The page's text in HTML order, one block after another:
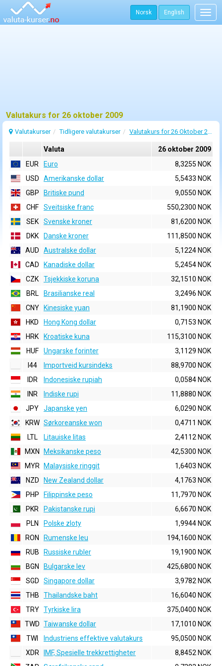
Norsk English
Valutakurs for 26 oktober 2009
Valutakurser Tidligere valutakurser Valutakurs for 26 Oktober 2009
Valuta
26 oktober 2009
EUR
Euro
8,3255 NOK
USD
Amerikanske dollar
5,5433 NOK
GBP
Britiske pund
9,0550 NOK
CHF
Sveitsiske franc
550,2300 NOK
SEK
Svenske kroner
81,6200 NOK
DKK
Danske kroner
111,8500 NOK
AUD
Australske dollar
5,1224 NOK
CAD
Kanadiske dollar
5,2454 NOK
CZK
Tsjekkiske koruna
32,1510 NOK
BRL
Brasilianske real
3,2496 NOK
CNY
Kinesiske yuan
81,1900 NOK
HKD
Hong Kong dollar
0,7153 NOK
HRK
Kroatiske kuna
115,3100 NOK
HUF
Ungarske forinter
3,1129 NOK
I44
Importveid kursindeks
88,9700 NOK
IDR
Indonesiske rupiah
0,0584 NOK
INR
Indiske rupi
11,8880 NOK
JPY
Japanske yen
6,0290 NOK
KRW Sørkoreanske won
0,4711 NOK
LTL
Litauiske litas
2,4112 NOK
MXN
Meksikanske peso
42,5300 NOK
MYR
Malaysiske ringgit
1,6403 NOK
NZD
New Zealand dollar
4,1763 NOK
PHP
Filippinske peso
11,7970 NOK
PKR
Pakistanske rupi
6,6670 NOK
PLN
Polske zloty
1,9944 NOK
RON
Rumenske leu
194,1600 NOK
RUB
Russiske rubler
19,1900 NOK
BGN
Bulgarske lev
425,6800 NOK
SGD
Singapore dollar
3,9782 NOK
THB
Thailandske baht
16,6040 NOK
TRY Tyrkiske lira
375,0400 NOK
TWD Taiwanske dollar
17,1010 NOK
TWI
Industriens effektive valutakurs
95,0500 NOK
XDR
IMF, Spesielle trekkrettigheter
8,8452 NOK